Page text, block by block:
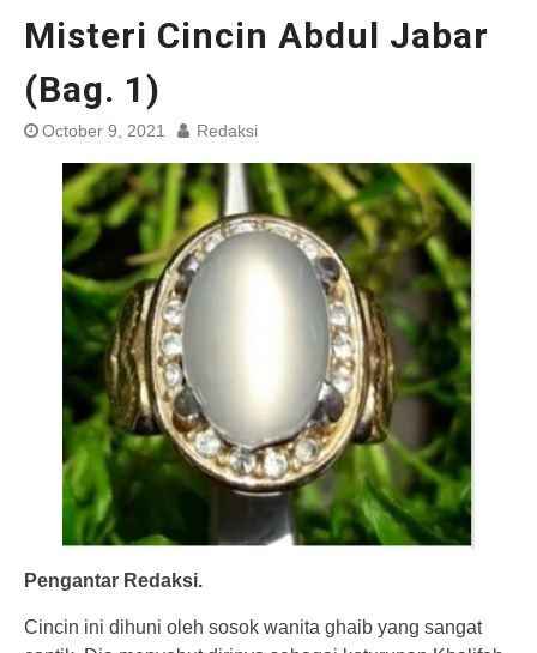
Misteri Cincin Abdul Jabar
(Bag. 1)
October 9, 2021 Redaksi
Pengantar Redaksi.
Cincin ini dihuni oleh sosok wanita ghaib yang sangat